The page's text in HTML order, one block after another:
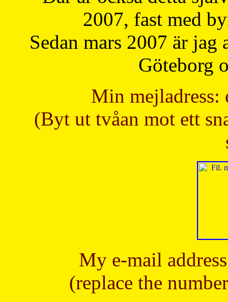
2007, fast med
Sedan mars 2007 är
Göteborg
Min mejladress:
(Byt ut tvåan mot ett
My e-mail
(replace the